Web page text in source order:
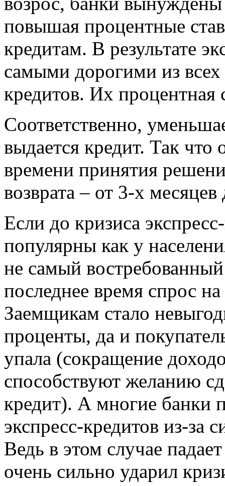
повышая процентные
кредитам. В результате
самыми дорогими из всех
кредитов. Их процентная
Соответственно,
выдается кредит. Так что
времени принятия
возврата – от 3-х месяцев
Если до кризиса
популярны как у
не самый
последнее время спрос
Заемщикам стало
проценты, да и
упала (сокращение
способствуют желанию
кредит). А многие банки
экспресс-кредитов из-за
Ведь в этом случае
очень сильно ударил